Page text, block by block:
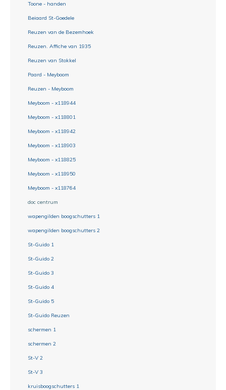
Toone - handen
Beiaard St-Goedele
Reuzen van de Bezemhoek
Reuzen. Affiche van 1935
Reuzen van Stokkel
Paard - Meyboom
Reuzen - Meyboom
Meyboom - x118944
Meyboom - x118801
Meyboom - x118942
Meyboom - x118903
Meyboom - x118825
Meyboom - x118950
Meyboom - x118764
doc centrum
wapengilden boogschutters 1
wapengilden boogschutters 2
St-Guido 1
St-Guido 2
St-Guido 3
St-Guido 4
St-Guido 5
St-Guido Reuzen
schermen 1
schermen 2
St-V 2
St-V 3
kruisboogschutters 1